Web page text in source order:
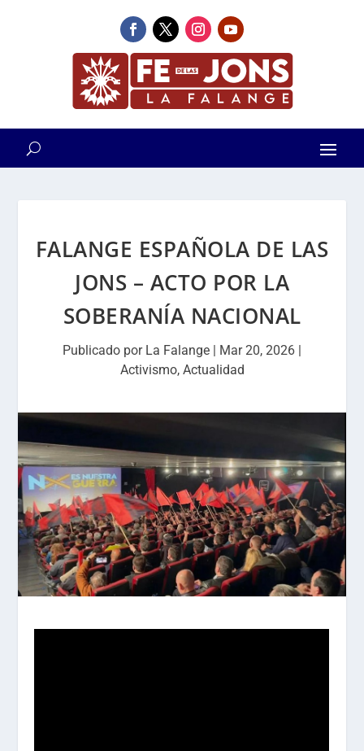
FALANGE ESPAÑOLA DE LAS
JONS – ACTO POR LA
SOBERANÍA NACIONAL
Publicado por La Falange | Mar 20, 2026 |
Activismo, Actualidad